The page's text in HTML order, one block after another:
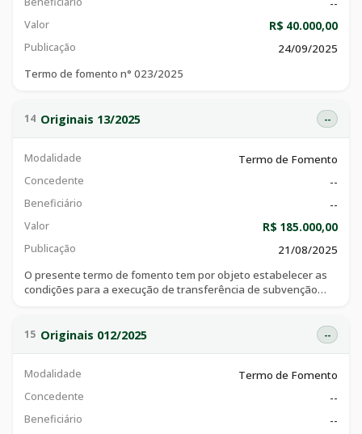
--
Valor R$ 40.000,00
Publicação
24/09/2025
Termo de fomento n° 023/2025
14 Originais 13/2025 --
Modalidade Termo de Fomento
Concedente --
Beneficiário --
Valor R$ 185.000,00
Publicação
21/08/2025
O presente termo de fomento tem por objeto estabelecer as
condições para a execução de transferência de subvenção
crianças e adolescentes de 7 a 17 anos em situação de
vulnerabilidade, inscritos na fundação espírita (fenova), uma
capacitação nas áreas educacional, artística e em tecnologia e
orientação básica profissional,
15 Originais 012/2025 --
Modalidade Termo de Fomento
Concedente --
Beneficiário --